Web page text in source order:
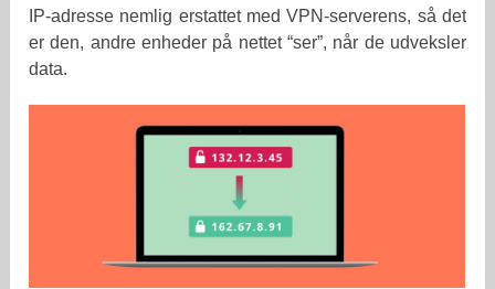
IP-adresse nemlig erstattet med VPN-serverens, så det
er den, andre enheder på nettet “ser”, når de udveksler
data.